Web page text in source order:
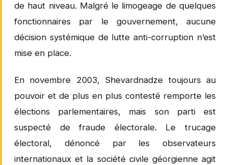
de haut niveau. Malgré le limogeage de quelques
fonctionnaires par le gouvernement, aucune
décision systémique de lutte anti-corruption n’est
mise en place.
En novembre 2003, Shevardnadze toujours au
pouvoir et de plus en plus contesté remporte les
élections parlementaires, mais son parti est
suspecté de fraude électorale. Le trucage
électoral, dénoncé par les observateurs
internationaux et la société civile géorgienne agit